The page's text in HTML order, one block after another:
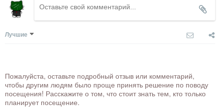
Лучшие
Пожалуйста, оставьте подробный отзыв или комментарий,
чтобы другим людям было проще принять решение по поводу
посещения! Расскажите о том, что стоит знать тем, кто только
планирует посещение.